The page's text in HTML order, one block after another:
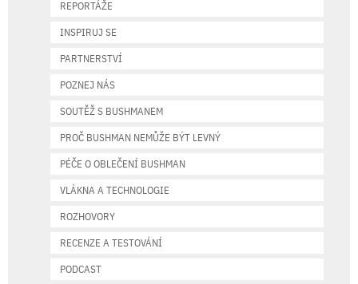
REPORTÁŽE
INSPIRUJ SE
PARTNERSTVÍ
POZNEJ NÁS
SOUTĚŽ S BUSHMANEM
PROČ BUSHMAN NEMŮŽE BÝT LEVNÝ
PÉČE O OBLEČENÍ BUSHMAN
VLÁKNA A TECHNOLOGIE
ROZHOVORY
RECENZE A TESTOVÁNÍ
PODCAST